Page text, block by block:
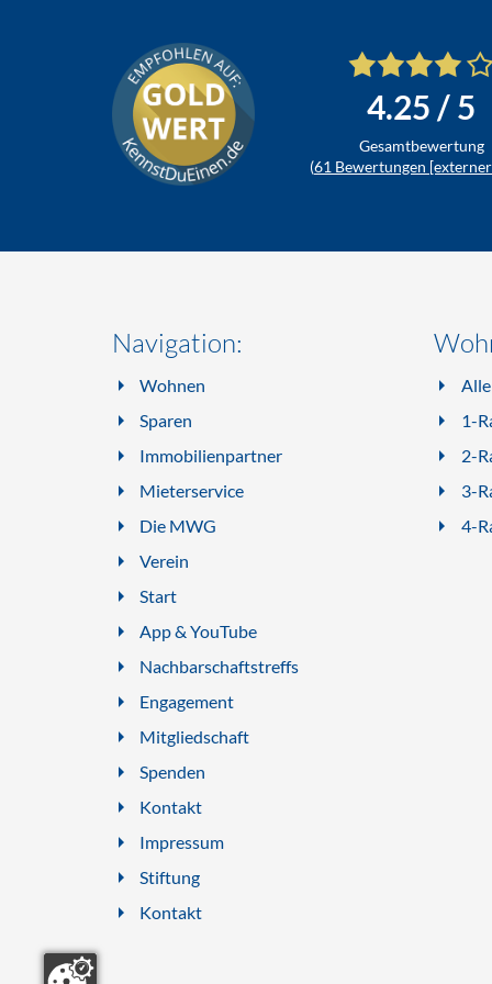
4.25/ 5
Gesamtbewertung
(61 Bewertungen
Navigation:
Wohnen
Sparen
Immobilienpartner
Mieterservice
Die MWG
Verein
Start
App & YouTube
Nachbarschaftstreffs
Engagement
Mitgliedschaft
Spenden
Kontakt
Impressum
Stiftung
Kontakt
1-
2-
3-
4-